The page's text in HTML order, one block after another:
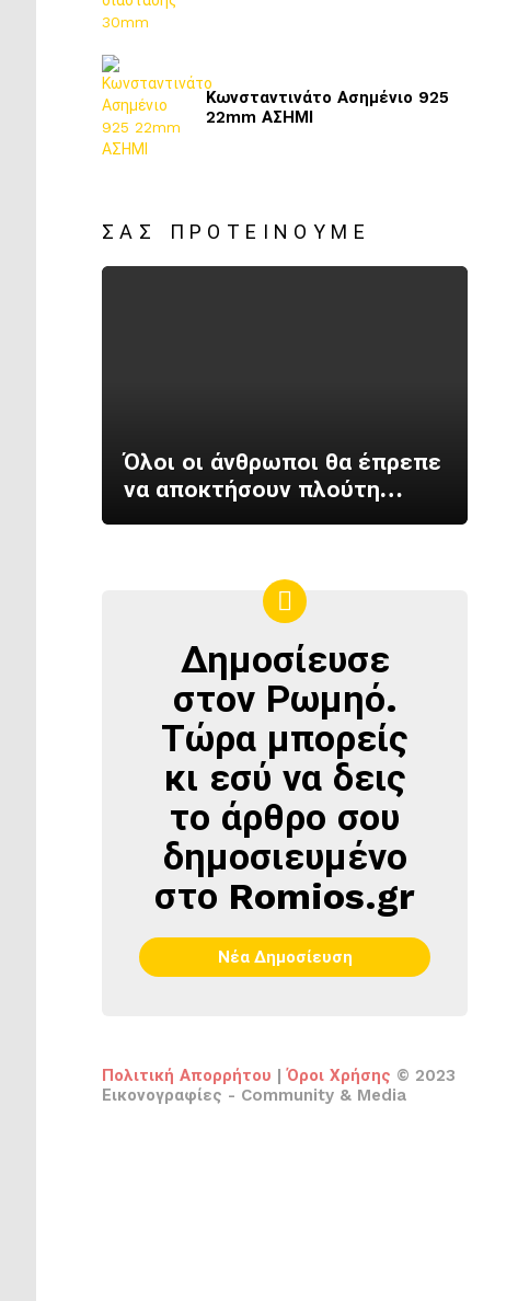
Κωνσταντινάτο Ασημένιο 925
22mm ΑΣΗΜΙ
ΣΑΣ ΠΡΟΤΕΊΝΟΥΜΕ
Όλοι οι άνθρωποι θα έπρεπε
να αποκτήσουν πλούτη…
ΔΗΜΟΣΊΕΥΣΕ
ΣΤΟΝ
ΡΩΜΗΌ
Δημοσίευσε
στον Ρωμηό.
Τώρα μπορείς
κι εσύ να δεις
το άρθρο σου
δημοσιευμένο
στο Romios.gr
Νέα Δημοσίευση
Πολιτική Απορρήτου | Όροι Χρήσης © 2023
Εικονογραφίες - Community & Media